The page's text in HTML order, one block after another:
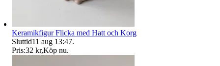
Keramikfigur Flicka med Hatt och Korg
Sluttid11 aug 13:47.
Pris:32 kr,Köp nu.